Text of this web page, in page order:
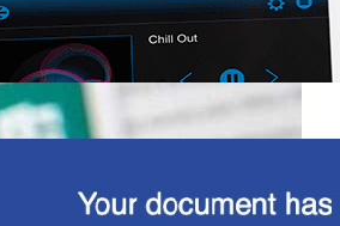
Cambiare parola attivazione Alexa?
Guida dettagliata
document